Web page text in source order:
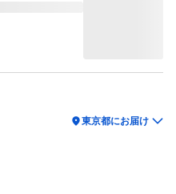
location_on東京都にお届け